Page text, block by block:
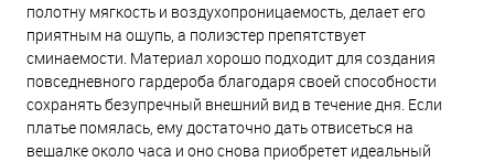
полотну мягкость и воздухопроницаемость, делает его
приятным на ощупь, а полиэстер препятствует
сминаемости. Материал хорошо подходит для создания
повседневного гардероба благодаря своей способности
сохранять безупречный внешний вид в течение дня. Если
платье помялась, ему достаточно дать отвисеться на
вешалке около часа и оно снова приобретет идеальный